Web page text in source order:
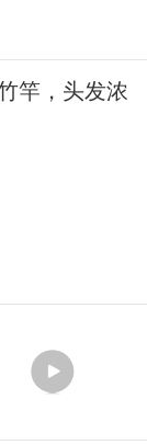
竿，头发浓